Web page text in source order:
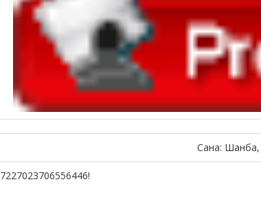
Сана: Шанба,
7227023706556446!